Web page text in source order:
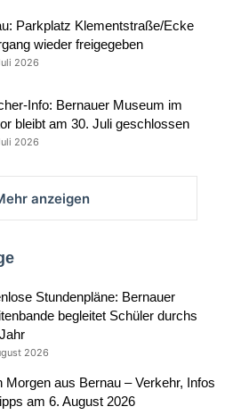
Parkplatz Klementstraße/Ecke
wieder freigegeben
2026
Info: Bernauer Museum im
bleibt am 30. Juli geschlossen
2026
anzeigen
Stundenpläne: Bernauer
begleitet Schüler durchs
2026
Morgen aus Bernau – Verkehr, Infos
am 6. August 2026